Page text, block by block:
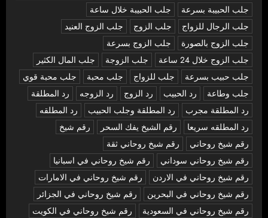
جلب الحبيبة بسرعة
جلب الحبيبة خلال ساعة
جلب الرجال للزواج
جلب الزوج
جلب الزوج العنيد
جلب الزوج بالصورة
جلب الزوج بسرعة
جلب الزوج خلال 24 ساعة
جلب الزوجة
جلب المال الكثير
جلب حبيب بسرعة
جلب للزواج جلب محبة
جلب محبة قوي
جلب وطاعة
رد الحبيب رد الزوج رد الزوجه
رد المطلقة
رد المطلقة مجرب
رد المطلقة وجلب الحبيب
رد المطلقه
رد المطلقه سريعا
رقم الشيخ يفك السحر
رقم شيخ
رقم شيخ روحاني
رقم شيخ روحاني ثقة
رقم شيخ روحاني سوداني
رقم شيخ روحاني في اسبانيا
رقم شيخ روحاني في الاردن
رقم شيخ روحاني في الامارات
رقم شيخ روحاني في البحرين
رقم شيخ روحاني في الجزائر
رقم شيخ روحاني في السعودية
رقم شيخ روحاني في الكويت